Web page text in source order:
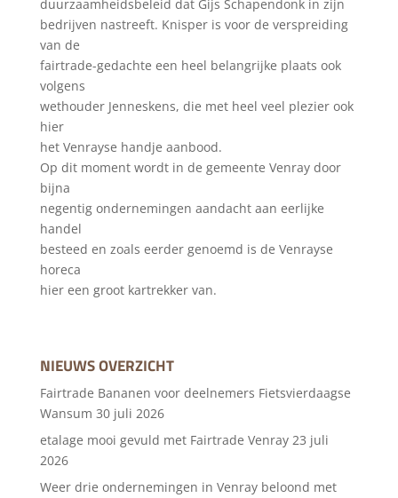
duurzaamheidsbeleid dat Gijs Schapendonk in zijn
bedrijven nastreeft. Knisper is voor de verspreiding
van de
fairtrade-gedachte een heel belangrijke plaats ook
volgens
wethouder Jenneskens, die met heel veel plezier ook
hier
het Venrayse handje aanbood.
Op dit moment wordt in de gemeente Venray door
bijna
negentig ondernemingen aandacht aan eerlijke
handel
besteed en zoals eerder genoemd is de Venrayse
horeca
hier een groot kartrekker van.
NIEUWS OVERZICHT
Fairtrade Bananen voor deelnemers Fietsvierdaagse
Wansum 30 juli 2026
etalage mooi gevuld met Fairtrade Venray 23 juli
2026
Weer drie ondernemingen in Venray beloond met